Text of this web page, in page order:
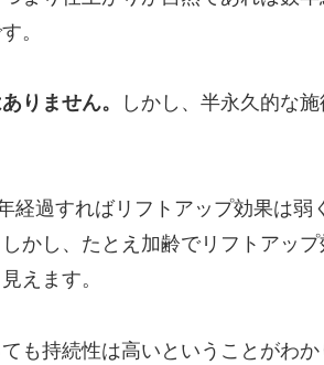
。
りません。
しかし、半永久的な
過すればリフトアップ効果は弱
かし、たとえ加齢でリフトアッ
えます。
も持続性は高いということがわか